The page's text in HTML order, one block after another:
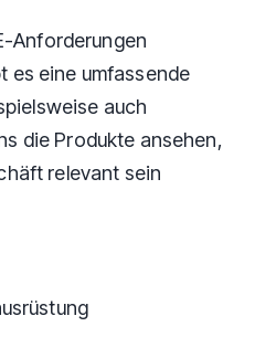
Anforderungen
es eine umfassende
auch
die Produkte ansehen,
relevant sein